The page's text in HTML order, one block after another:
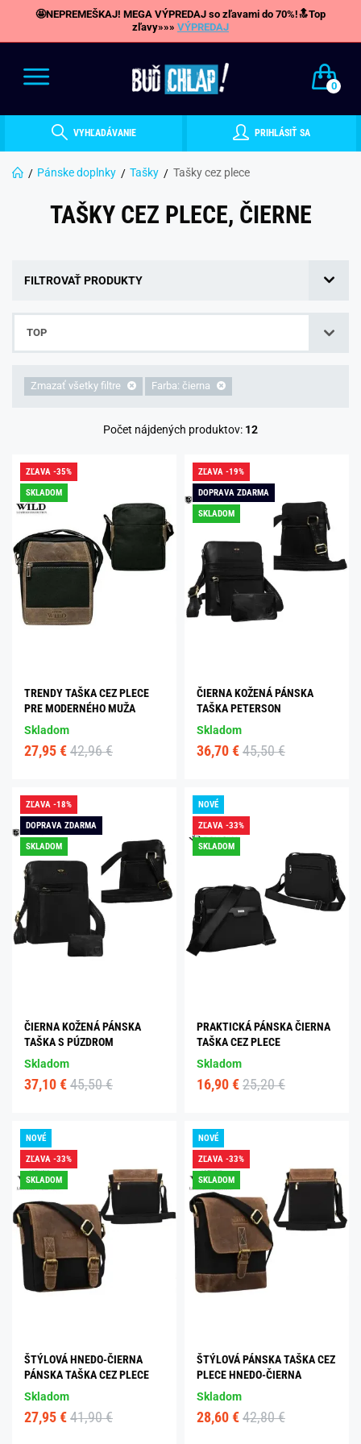
🤩NEPREMEŠKAJ! MEGA VÝPREDAJ so zľavami do 70%!🔝Top
zľavy»»» VÝPREDAJ
0
VYHĽADÁVANIE PRIHLÁSIŤ SA
Pánske doplnky Tašky Tašky cez plece
TAŠKY CEZ PLECE, ČIERNE
FILTROVAŤ PRODUKTY
TOP
Zmazať všetky filtre Farba: čierna
Počet nájdených produktov: 12
ZĽAVA -35%
SKLADOM
TRENDY TAŠKA CEZ PLECE
PRE MODERNÉHO MUŽA
Skladom
27,95 € 42,96 €
ZĽAVA -19%
DOPRAVA ZDARMA
SKLADOM
ČIERNA KOŽENÁ PÁNSKA
TAŠKA PETERSON
Skladom
36,70 € 45,50 €
ZĽAVA -18%
DOPRAVA ZDARMA
SKLADOM
ČIERNA KOŽENÁ PÁNSKA
TAŠKA S PÚZDROM
Skladom
37,10 € 45,50 €
NOVÉ
ZĽAVA -33%
SKLADOM
PRAKTICKÁ PÁNSKA ČIERNA
TAŠKA CEZ PLECE
Skladom
16,90 € 25,20 €
NOVÉ
ZĽAVA -33%
SKLADOM
ŠTÝLOVÁ HNEDO-ČIERNA
PÁNSKA TAŠKA CEZ PLECE
Skladom
27,95 € 41,90 €
NOVÉ
ZĽAVA -33%
SKLADOM
ŠTÝLOVÁ PÁNSKA TAŠKA CEZ
PLECE HNEDO-ČIERNA
Skladom
28,60 € 42,80 €